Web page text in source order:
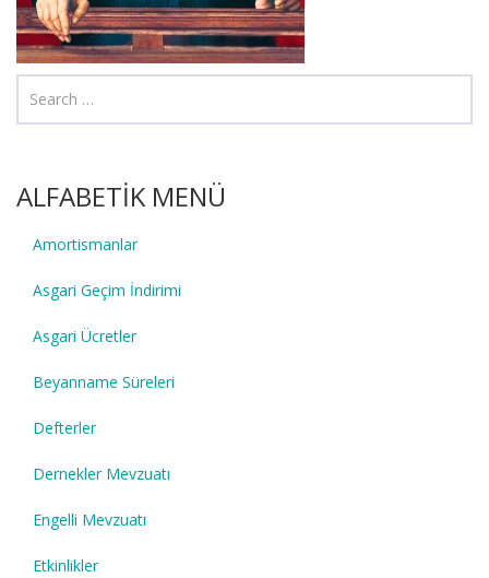
ALFABETİK MENÜ
Amortismanlar
Asgari Geçim İndirimi
Asgari Ücretler
Beyanname Süreleri
Defterler
Dernekler Mevzuatı
Engelli Mevzuatı
Etkinlikler